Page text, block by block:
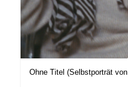
Ohne Titel (Selbstporträt